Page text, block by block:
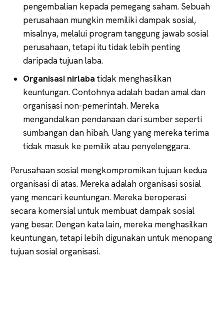
pengembalian kepada pemegang saham. Sebuah
perusahaan mungkin memiliki dampak sosial,
misalnya, melalui program tanggung jawab sosial
perusahaan, tetapi itu tidak lebih penting
daripada tujuan laba.
Organisasi nirlaba tidak menghasilkan
keuntungan. Contohnya adalah badan amal dan
organisasi non-pemerintah. Mereka
mengandalkan pendanaan dari sumber seperti
sumbangan dan hibah. Uang yang mereka terima
tidak masuk ke pemilik atau penyelenggara.
Perusahaan sosial mengkompromikan tujuan kedua
organisasi di atas. Mereka adalah organisasi sosial
yang mencari keuntungan. Mereka beroperasi
secara komersial untuk membuat dampak sosial
yang besar. Dengan kata lain, mereka menghasilkan
keuntungan, tetapi lebih digunakan untuk menopang
tujuan sosial organisasi.